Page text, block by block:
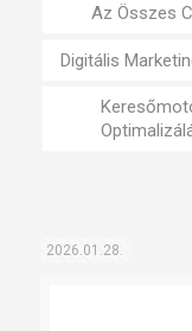
Az Összes
Digitális
2026.01.28.